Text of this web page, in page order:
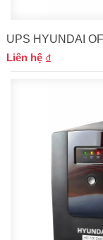
UPS HYUNDAI
Liên hệ